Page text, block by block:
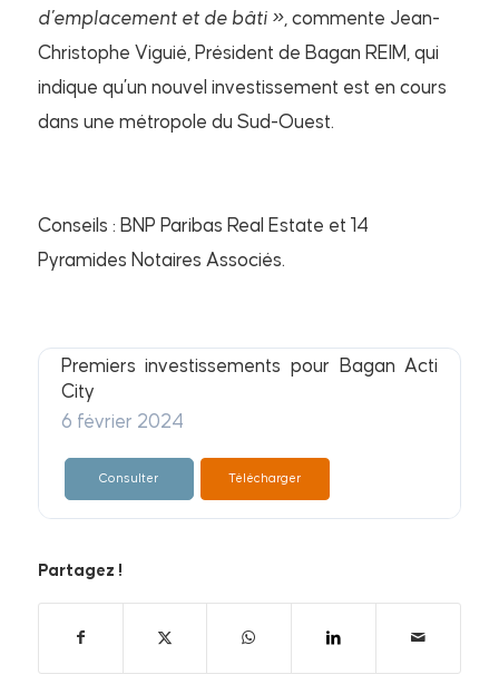
d’emplacement et de bâti», commente Jean-
Christophe Viguié, Président de Bagan REIM, qui
indique qu’un nouvel investissement est en cours
dans une métropole du Sud-Ouest.
Conseils : BNP Paribas Real Estate et 14
Pyramides Notaires Associés.
Premiers investissements pour Bagan Acti
City
6 février 2024
Consulter Télécharger
Partagez !